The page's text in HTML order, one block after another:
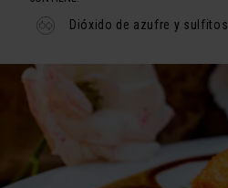
Dióxido de azufre y sulfitos